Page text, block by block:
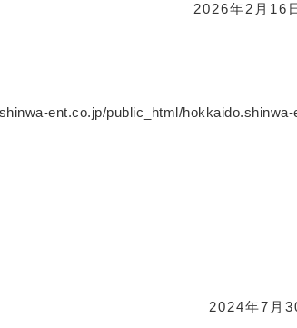
2026年2月16
ent.co.jp/public_html/
2024年7月